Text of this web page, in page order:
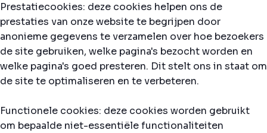
Prestatiecookies: deze cookies helpen ons de
prestaties van onze website te begrijpen door
anonieme gegevens te verzamelen over hoe bezoekers
de site gebruiken, welke pagina's bezocht worden en
welke pagina's goed presteren. Dit stelt ons in staat om
de site te optimaliseren en te verbeteren.
Functionele cookies: deze cookies worden gebruikt
om bepaalde niet-essentiële functionaliteiten